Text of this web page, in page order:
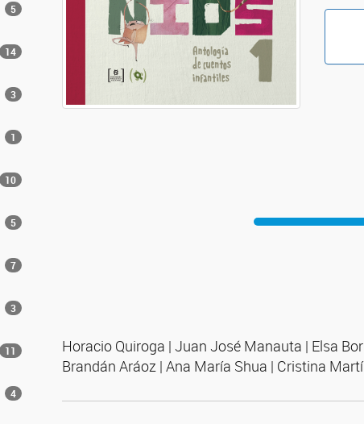
5
14
3
1
10
5
7
3
11
4
Horacio Quiroga | Juan José Manauta | Elsa
Brandán Aráoz | Ana María Shua | Cristina